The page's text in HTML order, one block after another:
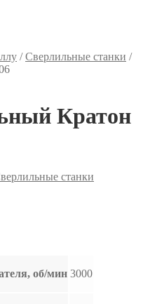
/Сверлильные станки /
Кратон
станки
об/мин 3000